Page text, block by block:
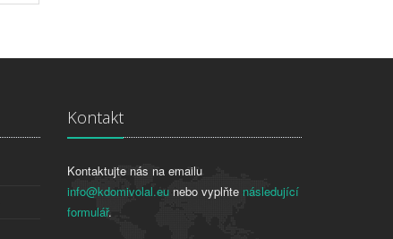
Kontakt
Kontaktujte nás na emailu
info@kdomivolal.eunebo vyplňte následující
formulář.